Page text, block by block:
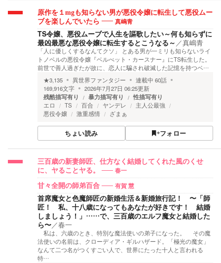
原作を１mgも知らない男が悪役令嬢に転生して悪役ムー
ブを楽しんでいたら
真嶋青
TS令嬢、悪役ムーブで人生を謳歌したい～何も知らずに
最凶最悪な悪役令嬢に転生するとこうなる～ ／真嶋青
「人に優しくするなんてクソ」 とある男が一ミリも知らないライ
トノベルの悪役令嬢『ベルべット・カースナー』にTS転生した。
前世で善人過ぎたが故に、恋人に騙され破滅した記憶を持つベ…
★3,135 異世界ファンタジー 連載中 60話
169,916文字 2026年7月27日 06:25更新
残酷描写有り 暴力描写有り 性描写有り
エロ TS 百合 ヤンデレ
主人公最強
悪役令嬢
激重感情 ざまぁ
ちょい読み フォロー
三百歳の新妻師匠、仕方なく結婚してくれた風のくせ
に、ヤることヤる。
春一
甘々全開の師弟百合 有賀 慧
首席魔女と色魔師匠の新婚生活＆新婚旅行記！ 〜「師
匠！ 私、十八歳になってもあなたが好きです！ 結婚
しましょう！」……で、三百歳のエルフ魔女と結婚した
ら〜／春一
私は、六歳のとき、特別な魔法使いの弟子になった。 その魔
法使いの名前は、クローディア・ギルハザード。「極光の魔女」
なんて二つ名がつくすごい人で、世界にたった十人と言われる
特…